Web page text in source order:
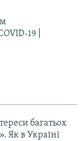
19 |
багатьох
Як в Україні